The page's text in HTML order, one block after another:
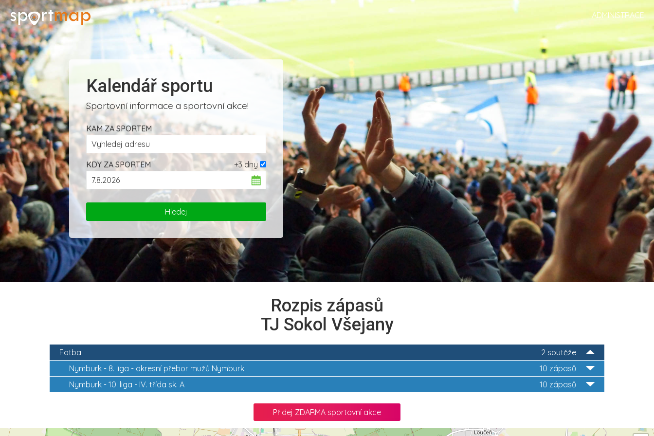
ADMINISTRACE
Kalendář sportu
Sportovní informace a sportovní akce!
KAM ZA SPORTEM
+3 dny
KDY ZA SPORTEM
Rozpis zápasů
TJ Sokol Všejany
2 soutěže
Fotbal
10 zápasů
Nymburk - 8. liga - okresní přebor mužů Nymburk
10 zápasů
Nymburk - 10. liga - IV. třída sk. A
Přidej ZDARMA sportovní akce